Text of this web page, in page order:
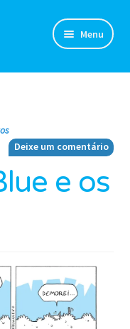
Menu
Deixe um comentário
e os